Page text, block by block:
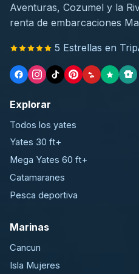
Aventuras, Cozumel y la
renta de embarcaciones
5 Estrellas en
Explorar
Todos los yates
Yates 30 ft+
Mega Yates 60 ft+
Catamaranes
Pesca deportiva
Marinas
Cancun
Isla Mujeres